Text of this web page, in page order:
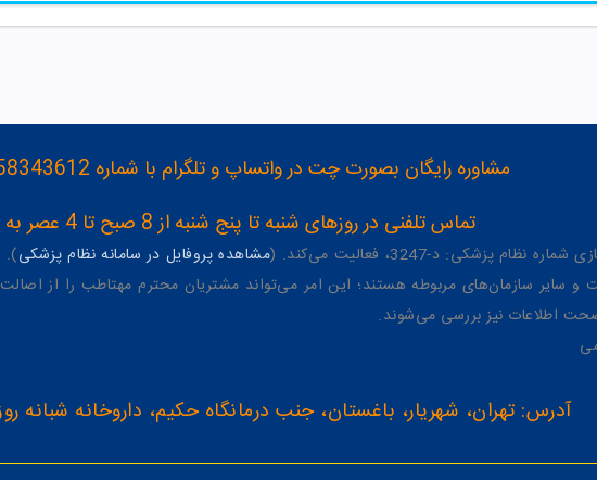
مشاوره رایگان بصورت چت در واتساپ و تلگرام با شماره 09358343612-09302007587
تماس تلفنی در روزهای شنبه تا پنج شنبه از 8 صبح تا 4 عصر به شماره 02165389693
د-3247، فعالیت می‌کند. ( مشاهده پروفایل در سامانه نظام پزشکی).
سازمان‌های مربوطه هستند؛ این امر می‌تواند مشتریان محترم مهتاطب را از
اطلاعات نیز بررسی می‌شوند.
آدرس: تهران، شهریار، باغستان، جنب درمانگاه حکیم، داروخانه شبانه